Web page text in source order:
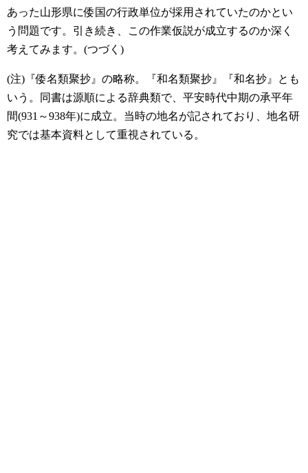
あった山形県に倭国の行政単位が採用されていたのかとい
う問題です。引き続き、この作業仮説が成立するのか深く
考えてみます。(つづく)
(注)『倭名類聚抄』の略称。『和名類聚抄』『和名抄』とも
いう。同書は源順による辞典類で、平安時代中期の承平年
間(931～938年)に成立。当時の地名が記されており、地名研
究では基本資料として重視されている。